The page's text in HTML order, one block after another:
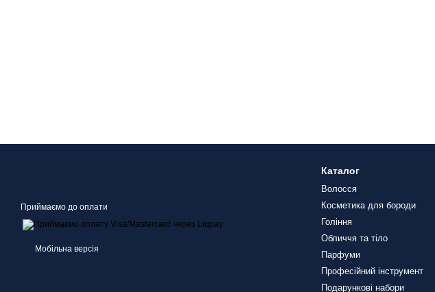
Приймаємо до оплати
Мобільна версія
Каталог
Волосся
Косметика для бороди
Гоління
Обличчя та тіло
Парфуми
Професійний інструмент
Подарункові набори